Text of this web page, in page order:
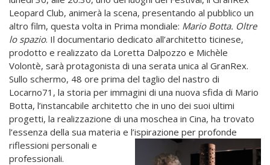
Leopard Club, animerà la scena, presentando al pubblico un
altro film, questa volta in Prima mondiale: Mario Botta. Oltre
lo spazio. Il documentario dedicato all’architetto ticinese,
prodotto e realizzato da Loretta Dalpozzo e Michèle
Volontè, sarà protagonista di una serata unica al GranRex.
Sullo schermo, 48 ore prima del taglio del nastro di
Locarno71, la storia per immagini di una nuova sfida di Mario
Botta, l’instancabile architetto che in uno dei suoi ultimi
progetti, la realizzazione di una moschea in Cina, ha trovato
l’essenza della sua materia e l’ispirazione per profonde
riflessioni personali e
professionali.